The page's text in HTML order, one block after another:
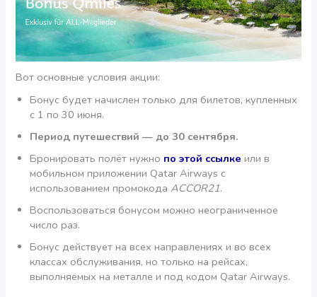
Вот основные условия акции:
Бонус будет начислен только для билетов, купленных
с 1 по 30 июня.
Период путешествий — до 30 сентября.
Бронировать полёт нужно по этой ссылке или в
мобильном приложении Qatar Airways с
использованием промокодаACCOR21.
Воспользоваться бонусом можно неограниченное
число раз.
Бонус действует на всех направлениях и во всех
классах обслуживания, но только на рейсах,
выполняемых на металле и под кодом Qatar Airways.